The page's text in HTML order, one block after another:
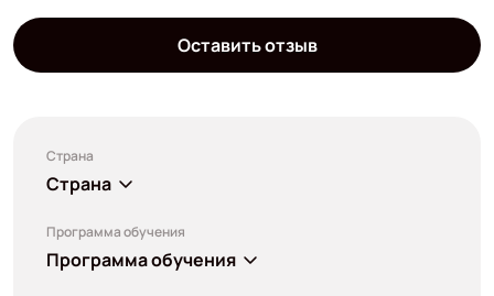
Оставить отзыв
Страна
Страна
Программа обучения
Программа обучения